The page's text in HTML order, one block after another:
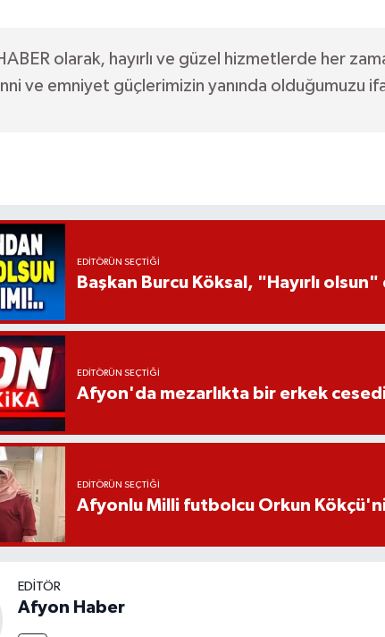
olarak, hayırlı ve güzel hizmetlerde her
ve emniyet güçlerimizin yanında olduğumuzu
EDITÖRÜN SEÇTIĞI
Başkan Burcu Köksal, "Hayırlı
EDITÖRÜN SEÇTIĞI
Afyon'da mezarlıkta bir erkek
EDITÖRÜN SEÇTIĞI
Afyonlu Milli futbolcu Orkun
EDITÖR
Afyon Haber